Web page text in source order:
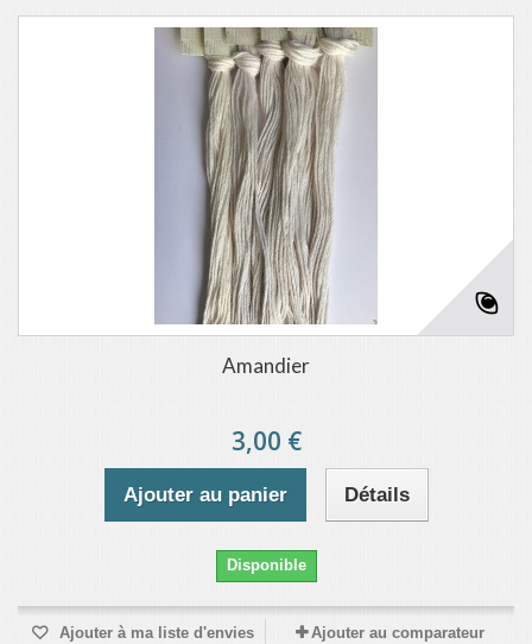
Amandier
3,00 €
Ajouter au panier Détails
Disponible
Ajouter à ma liste d'envies Ajouter au comparateur